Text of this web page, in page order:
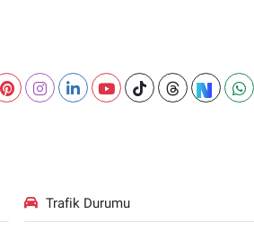
Trafik Durumu